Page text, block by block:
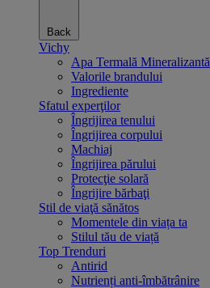
Back
Vichy
Apa Termală Mineralizantă
Valorile brandului
Ingrediente
Sfatul experţilor
Îngrijirea tenului
Îngrijirea corpului
Machiaj
Îngrijirea părului
Protecţie solară
Îngrijire bărbaţi
Stil de viaţă sănătos
Momentele din viața ta
Stilul tău de viață
Top Trenduri
Antirid
Nutrienți anti-îmbătrânire